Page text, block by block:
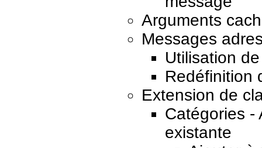
Arguments
Messages
Utilisation
Redéfinition
Extension de
Catégories -
existante